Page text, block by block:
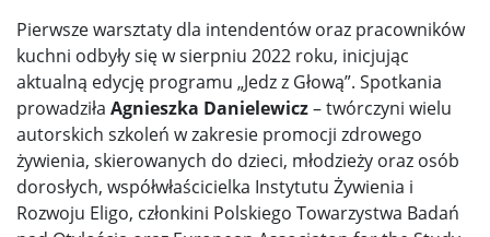
Pierwsze warsztaty dla intendentów oraz pracowników
kuchni odbyły się w sierpniu 2022 roku, inicjując
aktualną edycję programu „Jedz z Głową”. Spotkania
prowadziła Agnieszka Danielewicz– twórczyni wielu
autorskich szkoleń w zakresie promocji zdrowego
żywienia, skierowanych do dzieci, młodzieży oraz osób
dorosłych, współwłaścicielka Instytutu Żywienia i
Rozwoju Eligo, członkini Polskiego Towarzystwa Badań